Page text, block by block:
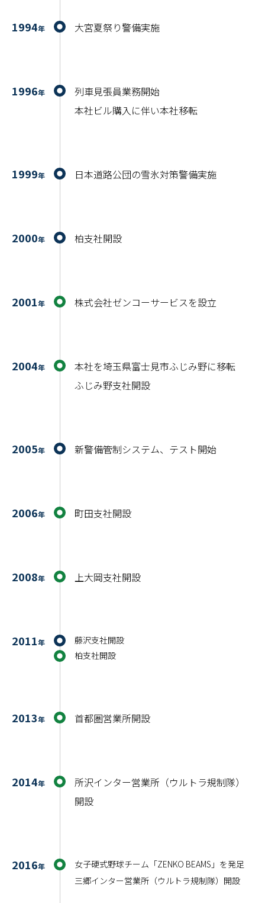
1994年 大宮夏祭り警備実施
1996年
列車見張員業務開始
本社ビル購入に伴い本社移転
1999年 日本道路公団の雪氷対策警備実施
2000年 柏支社開設
2001年 株式会社ゼンコーサービスを設立
2004年
本社を埼玉県富士見市ふじみ野に移転
ふじみ野支社開設
2005年 新警備管制システム、テスト開始
2006年 町田支社開設
2008年 上大岡支社開設
2011年
藤沢支社開設
柏支社開設
2013年 首都圏営業所開設
2014年
所沢インター営業所（ウルトラ規制隊）
開設
2016年
女子硬式野球チーム「ZENKO BEAMS」を発足
三郷インター営業所（ウルトラ規制隊）開設